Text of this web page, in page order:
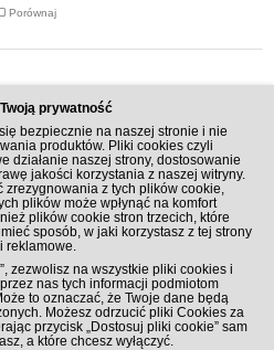
prywatność
bezpiecznie na naszej stronie i nie
produktów. Pliki cookies czyli
działanie naszej strony, dostosowanie
jakości korzystania z naszej witryny.
zrezygnowania z tych plików cookie,
plików może wpłynąć na komfort
plików cookie stron trzecich, które
sposób, w jaki korzystasz z tej strony
reklamowe.
zezwolisz na wszystkie pliki cookies i
nas tych informacji podmiotom
to oznaczać, że Twoje dane będą
Możesz odrzucić pliki Cookies za
przycisk „Dostosuj pliki cookie” sam
a które chcesz wyłączyć.
Porównaj